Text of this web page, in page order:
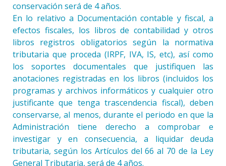
conservación será de 4 años.
En lo relativo a Documentación contable y fiscal, a
efectos fiscales, los libros de contabilidad y otros
libros registros obligatorios según la normativa
tributaria que proceda (IRPF, IVA, IS, etc), así como
los soportes documentales que justifiquen las
anotaciones registradas en los libros (incluidos los
programas y archivos informáticos y cualquier otro
justificante que tenga trascendencia fiscal), deben
conservarse, al menos, durante el periodo en que la
Administración tiene derecho a comprobar e
investigar y en consecuencia, a liquidar deuda
tributaria, según los Artículos del 66 al 70 de la Ley
General Tributaria, será de 4 años.